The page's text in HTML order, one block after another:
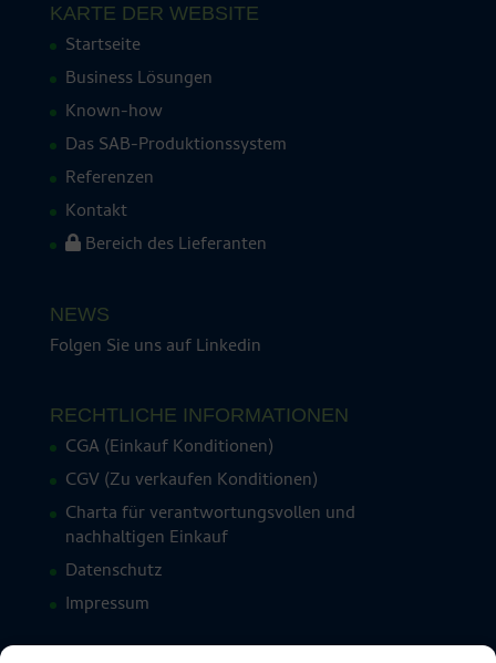
KARTE DER WEBSITE
Startseite
Business Lösungen
Known-how
Das SAB-Produktionssystem
Referenzen
Kontakt
Bereich des Lieferanten
NEWS
Folgen Sie uns aufLinkedin
RECHTLICHE INFORMATIONEN
CGA (Einkauf Konditionen)
CGV (Zu verkaufen Konditionen)
Charta für verantwortungsvollen und
nachhaltigen Einkauf
Datenschutz
Impressum